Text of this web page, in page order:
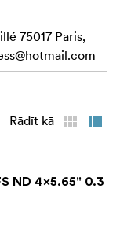
:
, 1,5 , 1,8 , 2,1
75017 Paris,
Rādīt kā
ND 4x5.65" 0.3